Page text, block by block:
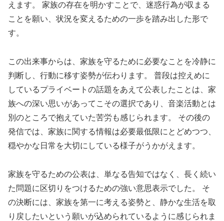
えます。 家族の存在を明かすことで、迷惑行為が収まる
ことを願い、状況を変えるための一歩を踏み出した形で
す。
この出来事からは、家族を守るために必要なことを冷静に
判断し、行動に移す姿勢が伝わります。 普段は控えめに
しているプライベートの話題をあえて公表したことは、家
族への深い思いがあってこその選択であり、音楽活動とは
別のところで抱えていた苦労も感じられます。 その後の
発信では、家族に関する情報は必要最低限にとどめつつ、
穏やかな日常を大切にしている様子がうかがえます。
家族を守るための公表は、単なる告知ではなく、長く続い
た問題に区切りをつけるための強い意思表示でした。 そ
の決断には、家族を第一に考える姿勢と、静かな生活を取
り戻したいという願いが込められているように感じられま